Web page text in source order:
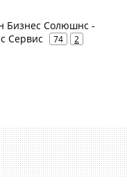
Солюшнс -
Сервис
74 2